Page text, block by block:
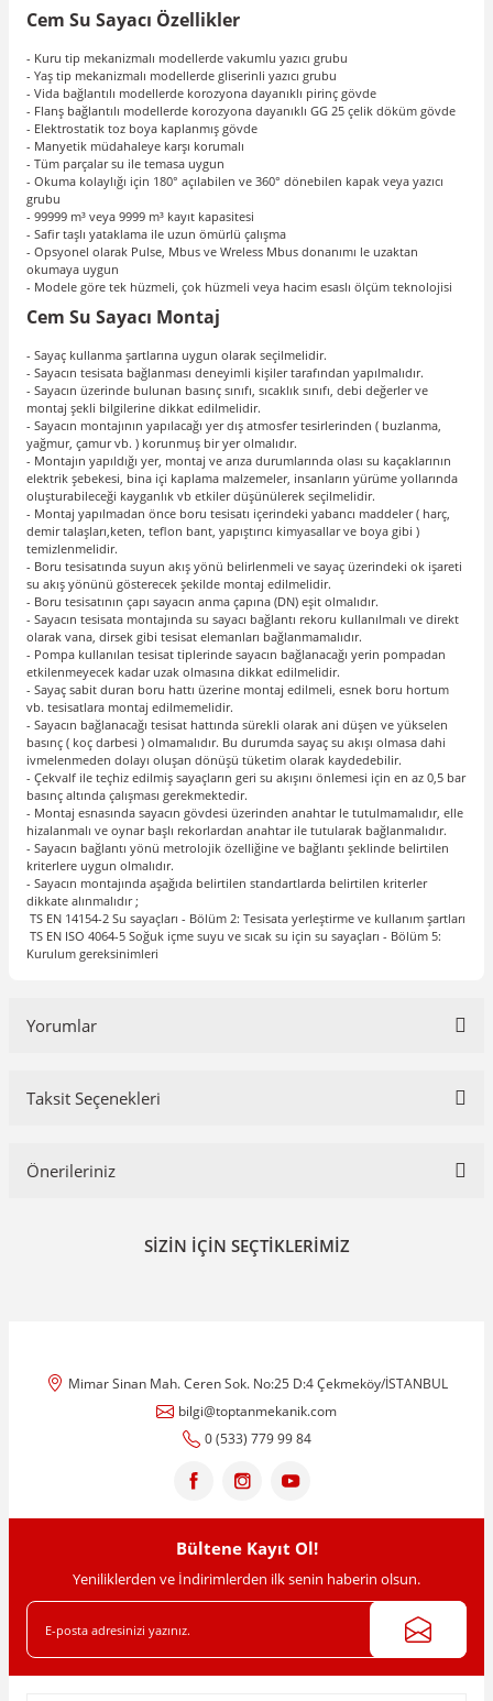
Cem Su Sayacı Özellikler
- Kuru tip mekanizmalı modellerde vakumlu yazıcı grubu
- Yaş tip mekanizmalı modellerde gliserinli yazıcı grubu
- Vida bağlantılı modellerde korozyona dayanıklı pirinç gövde
- Flanş bağlantılı modellerde korozyona dayanıklı GG 25 çelik döküm gövde
- Elektrostatik toz boya kaplanmış gövde
- Manyetik müdahaleye karşı korumalı
- Tüm parçalar su ile temasa uygun
- Okuma kolaylığı için 180° açılabilen ve 360° dönebilen kapak veya yazıcı
grubu
- 99999 m³ veya 9999 m³ kayıt kapasitesi
- Safir taşlı yataklama ile uzun ömürlü çalışma
- Opsyonel olarak Pulse, Mbus ve Wreless Mbus donanımı le uzaktan
okumaya uygun
- Modele göre tek hüzmeli, çok hüzmeli veya hacim esaslı ölçüm teknolojisi
Cem Su Sayacı Montaj
- Sayaç kullanma şartlarına uygun olarak seçilmelidir.
- Sayacın tesisata bağlanması deneyimli kişiler tarafından yapılmalıdır.
- Sayacın üzerinde bulunan basınç sınıfı, sıcaklık sınıfı, debi değerler ve
montaj şekli bilgilerine dikkat edilmelidir.
- Sayacın montajının yapılacağı yer dış atmosfer tesirlerinden ( buzlanma,
yağmur, çamur vb. ) korunmuş bir yer olmalıdır.
- Montajın yapıldığı yer, montaj ve arıza durumlarında olası su kaçaklarının
elektrik şebekesi, bina içi kaplama malzemeler, insanların yürüme yollarında
oluşturabileceği kayganlık vb etkiler düşünülerek seçilmelidir.
- Montaj yapılmadan önce boru tesisatı içerindeki yabancı maddeler ( harç,
demir talaşları,keten, teflon bant, yapıştırıcı kimyasallar ve boya gibi )
temizlenmelidir.
- Boru tesisatında suyun akış yönü belirlenmeli ve sayaç üzerindeki ok işareti
su akış yönünü gösterecek şekilde montaj edilmelidir.
- Boru tesisatının çapı sayacın anma çapına (DN) eşit olmalıdır.
- Sayacın tesisata montajında su sayacı bağlantı rekoru kullanılmalı ve direkt
olarak vana, dirsek gibi tesisat elemanları bağlanmamalıdır.
- Pompa kullanılan tesisat tiplerinde sayacın bağlanacağı yerin pompadan
etkilenmeyecek kadar uzak olmasına dikkat edilmelidir.
- Sayaç sabit duran boru hattı üzerine montaj edilmeli, esnek boru hortum
vb. tesisatlara montaj edilmemelidir.
- Sayacın bağlanacağı tesisat hattında sürekli olarak ani düşen ve yükselen
basınç ( koç darbesi ) olmamalıdır. Bu durumda sayaç su akışı olmasa dahi
ivmelenmeden dolayı oluşan dönüşü tüketim olarak kaydedebilir.
- Çekvalf ile teçhiz edilmiş sayaçların geri su akışını önlemesi için en az 0,5 bar
basınç altında çalışması gerekmektedir.
- Montaj esnasında sayacın gövdesi üzerinden anahtar le tutulmamalıdır, elle
hizalanmalı ve oynar başlı rekorlardan anahtar ile tutularak bağlanmalıdır.
- Sayacın bağlantı yönü metrolojik özelliğine ve bağlantı şeklinde belirtilen
kriterlere uygun olmalıdır.
- Sayacın montajında aşağıda belirtilen standartlarda belirtilen kriterler
dikkate alınmalıdır ;
TS EN 14154-2 Su sayaçları - Bölüm 2: Tesisata yerleştirme ve kullanım şartları
TS EN ISO 4064-5 Soğuk içme suyu ve sıcak su için su sayaçları - Bölüm 5:
Kurulum gereksinimleri
Yorumlar
Taksit Seçenekleri
Önerileriniz
konularda yetersiz gördüğünüz noktaları öneri formunu kullanarak
Ürün açıklamasında eksik bilgiler bulunuyor.
Ürün bilgilerinde hatalar bulunuyor.
Ürün fiyatı diğer sitelerden daha pahalı.
SİZİN İÇİN SEÇTİKLERİMİZ
2'' - Sarı Saat-Sayaç Rekoru - NVS2906
1.179,61 TL
1.268,40 TL
Mimar Sinan Mah. Ceren Sok. No:25 D:4 Çekmeköy/İSTANBUL
bilgi@toptanmekanik.com
0 (533) 779 99 84
Bültene Kayıt Ol!
Yeniliklerden ve İndirimlerden ilk senin haberin olsun.